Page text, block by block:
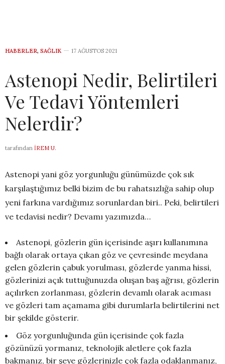
HABERLER, SAĞLIK 17 AĞUSTOS 2021
Astenopi Nedir, Belirtileri
Ve Tedavi Yöntemleri
Nelerdir?
tarafından İREM U.
Astenopi yani göz yorgunluğu günümüzde çok sık
karşılaştığımız belki bizim de bu rahatsızlığa sahip olup
yeni farkına vardığımız sorunlardan biri.. Peki, belirtileri
ve tedavisi nedir? Devamı yazımızda…
Astenopi, gözlerin gün içerisinde aşırı kullanımına
bağlı olarak ortaya çıkan göz ve çevresinde meydana
gelen gözlerin çabuk yorulması, gözlerde yanma hissi,
gözlerinizi açık tuttuğunuzda oluşan baş ağrısı, gözlerin
açılırken zorlanması, gözlerin devamlı olarak acıması
ve gözleri tam açamama gibi durumlarla belirtilerini net
bir şekilde gösterir.
Göz yorgunluğunda gün içerisinde çok fazla
gözünüzü yormanız, teknolojik aletlere çok fazla
bakmanız, bir şeye gözlerinizle çok fazla odaklanmanız,